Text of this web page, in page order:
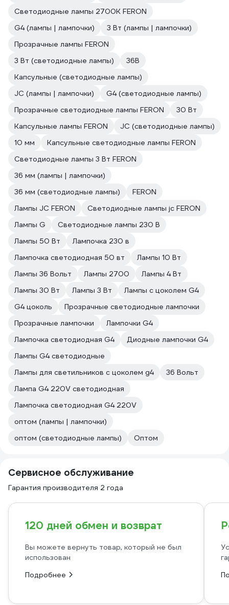
Светодиодные лампы 2700K FERON
G4 (лампы | лампочки)
3 Вт (лампы | лампочки)
Прозрачные лампы FERON
3 Вт (светодиодные лампы)
36В
Капсульные (светодиодные лампы)
JC (лампы | лампочки)
G4 (светодиодные лампы)
Прозрачные светодиодные лампы FERON
30 Вт
Капсульные лампы FERON
JC (светодиодные лампы)
10 мм
Капсульные светодиодные лампы FERON
Светодиодные лампы 3 Вт FERON
36 мм (лампы | лампочки)
36 мм (светодиодные лампы)
FERON
Лампы JC FERON
Светодиодные лампы jc FERON
Лампы G
Светодиодные лампы 230 В
Лампы 50 Вт
Лампочка 230 в
Лампочка светодиодная 50 вт
Лампы 10 Вт
Лампы 36 Вольт
Лампы 2700
Лампы 4 Вт
Лампы 30 Вт
Лампы 3 Вт
Лампы с цоколем G4
G4 цоколь
Прозрачные светодиодные лампочки
Прозрачные лампочки
Лампочки G4
Лампочка светодиодная G4
Диодные лампочки G4
Лампы G4 светодиодные
Лампы для светильников с цоколем g4
36 Вольт
Лампа G4 220V светодиодная
Лампочка светодиодная G4 220V
оптом (лампы | лампочки)
оптом (светодиодные лампы)
Оптом
Сервисное обслуживание
Гарантия производителя 2 года
120 дней обмен и возврат
Вы можете вернуть товар, который не был
использован
Подробнее